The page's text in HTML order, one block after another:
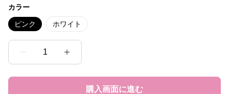
カラー
ピンク ホワイト
1
購入画面に進む